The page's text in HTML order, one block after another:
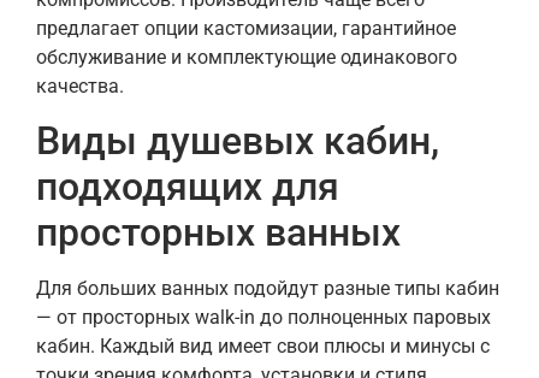
предлагает опции кастомизации, гарантийное
обслуживание и комплектующие одинакового
качества.
Виды душевых кабин,
подходящих для
просторных ванных
Для больших ванных подойдут разные типы кабин
— от просторных walk-in до полноценных паровых
кабин. Каждый вид имеет свои плюсы и минусы с